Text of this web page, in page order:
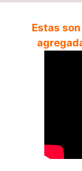
Estas